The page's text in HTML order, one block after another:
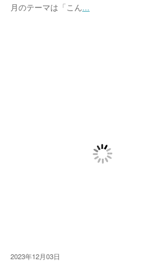
月のテーマは「こん...
2023年12月03日